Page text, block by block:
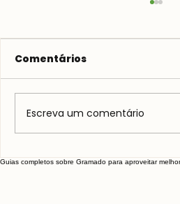
Galeto Mamma Mia
Comentários
Escreva um comentário
Guias completos sobre Gramado para aproveitar